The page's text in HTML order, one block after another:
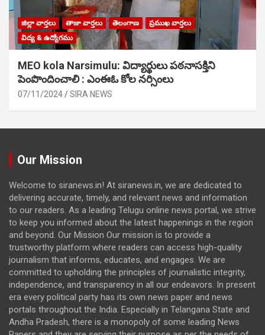
జిల్లా వార్తలు తాజా వార్తలు తెలంగాణ
ప్రముఖ వార్తలు
విద్య & ఉద్యోగము
MEO kola Narsimulu: విద్యార్థులు పఠ‌నాసక్తిని
పెంపొందించాలి : ఎంఈఓ కోల నర్సింలు
07/11/2024 SIRA NEWS
Our Mission
Welcome to siranews.in! At siranews.in, we are dedicated to
delivering accurate, timely, and relevant news and information
to our readers. As a leading Telugu online news portal, we strive
to keep you informed about the latest happenings in the region
and beyond. Our Mission Our mission is to provide a
trustworthy platform where readers can access high-quality
journalism that informs, educates, and engages. We are
committed to upholding the principles of journalistic integrity,
independence, and transparency in all our endeavors. In present
era every political party has its own news paper and news
portals throughout the India. Especially in Telangana State and
Andha Pradesh, there is a monopoly of some leading News